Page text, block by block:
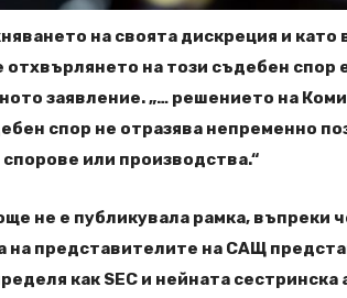
на своята дискреция и
отхвърлянето на този съдебен спор
заявление. „… решението на
спор не отразява непременно
или производства.“
не е публикувала рамка, въпреки
на представителите на САЩ
как SEC и нейната